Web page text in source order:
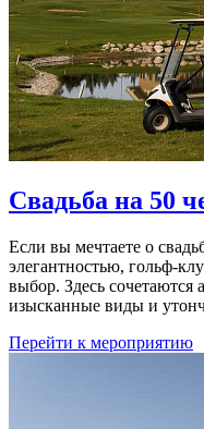
Свадьба на 50
Если вы мечтаете о
элегантностью, гольф-
выбор. Здесь сочетаются
изысканные виды и
Перейти к мероприятию